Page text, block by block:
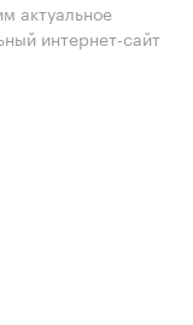
актуальное
интернет-сайт